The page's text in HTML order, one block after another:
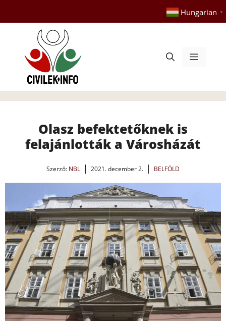
tartalomba
Hungarian ▼
Menü
Olasz befektetőknek is
felajánlották a Városházát
Szerző: NBL 2021. december 2. BELFÖLD